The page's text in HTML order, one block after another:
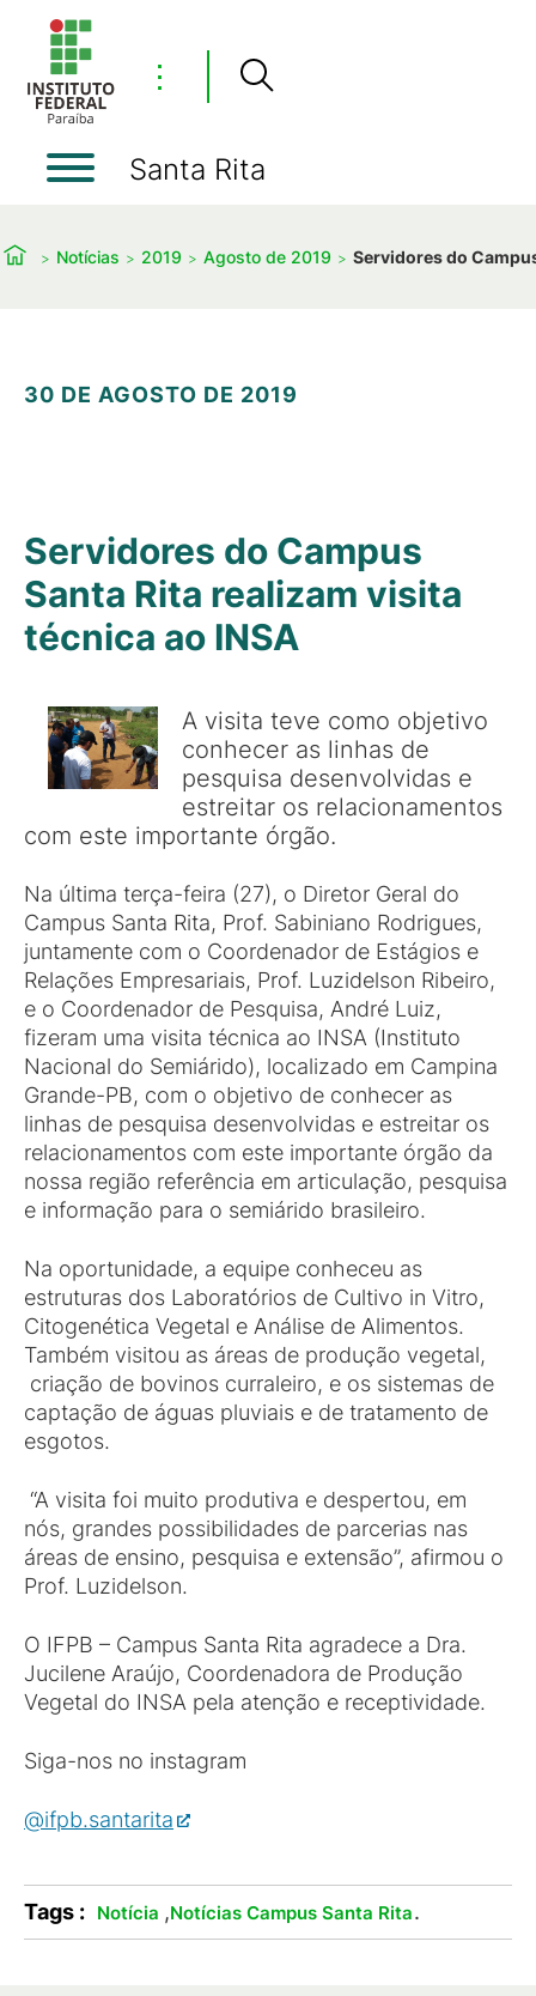
⋮
Santa Rita
Notícias 2019 Agosto de 2019 Servidores do
30 DE AGOSTO DE 2019
Servidores do Campus
Santa Rita realizam visita
técnica ao INSA
A visita teve como objetivo
conhecer as linhas de
pesquisa desenvolvidas e
estreitar os relacionamentos
com este importante órgão.
Na última terça-feira (27), o Diretor Geral do
Campus Santa Rita, Prof. Sabiniano Rodrigues,
juntamente com o Coordenador de Estágios e
Relações Empresariais, Prof. Luzidelson Ribeiro,
e o Coordenador de Pesquisa, André Luiz,
fizeram uma visita técnica ao INSA (Instituto
Nacional do Semiárido), localizado em Campina
Grande-PB, com o objetivo de conhecer as
linhas de pesquisa desenvolvidas e estreitar os
relacionamentos com este importante órgão da
nossa região referência em articulação, pesquisa
e informação para o semiárido brasileiro.
Na oportunidade, a equipe conheceu as
estruturas dos Laboratórios de Cultivo in Vitro,
Citogenética Vegetal e Análise de Alimentos.
Também visitou as áreas de produção vegetal,
criação de bovinos curraleiro, e os sistemas de
captação de águas pluviais e de tratamento de
esgotos.
“A visita foi muito produtiva e despertou, em
nós, grandes possibilidades de parcerias nas
áreas de ensino, pesquisa e extensão”, afirmou o
Prof. Luzidelson.
O IFPB – Campus Santa Rita agradece a Dra.
Jucilene Araújo, Coordenadora de Produção
Vegetal do INSA pela atenção e receptividade.
Siga-nos no instagram
@ifpb.santarita
Tags : Notícia ,Notícias Campus Santa Rita.